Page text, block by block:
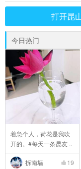
打开昆
今日热门
着急个人，荷花是我吹
开的。#每天一条昆友 ..
拆南墙 19